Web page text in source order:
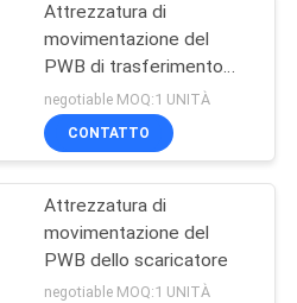
Attrezzatura di
movimentazione del
PWB di trasferimento
920mm
negotiable MOQ:1 UNITÀ
CONTATTO
Attrezzatura di
movimentazione del
PWB dello scaricatore
negotiable MOQ:1 UNITÀ